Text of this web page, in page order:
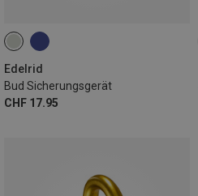
Edelrid
Bud Sicherungsgerät
CHF 17.95